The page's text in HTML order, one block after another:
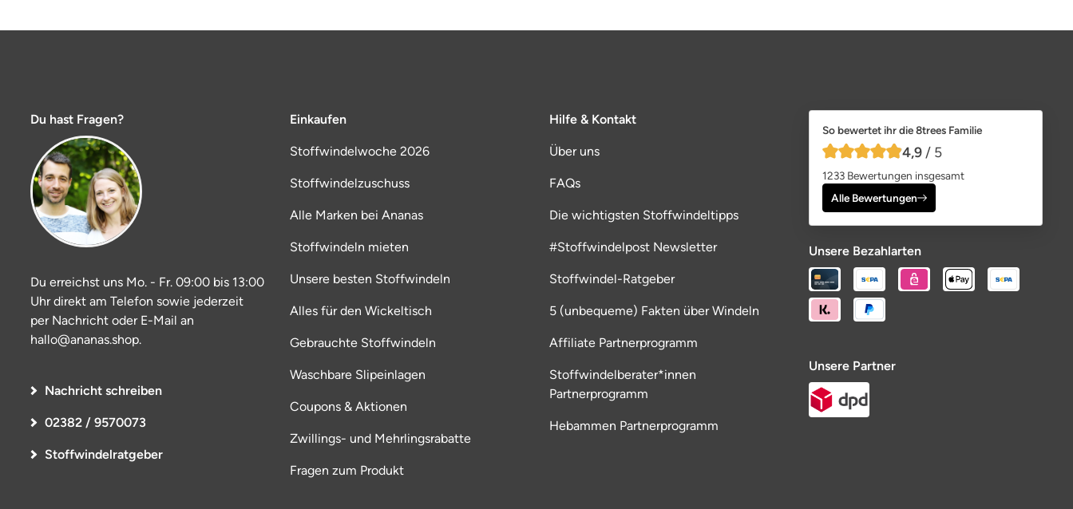
Du hast Fragen?
Du erreichst uns Mo. - Fr. 09:00 bis 13:00
Uhr direkt am Telefon sowie jederzeit
per Nachricht oder E-Mail an
hallo@ananas.shop.
Nachricht schreiben
02382 / 9570073
Stoffwindelratgeber
So bewertet ihr die 8trees Familie
4,9 von 5 Sternen
4,9 / 5
1233 Bewertungen insgesamt
Alle Bewertungen
Unsere Bezahlarten
Unsere Partner
Einkaufen
Stoffwindelwoche 2026
Stoffwindelzuschuss
Alle Marken bei Ananas
Stoffwindeln mieten
Unsere besten Stoffwindeln
Alles für den Wickeltisch
Gebrauchte Stoffwindeln
Waschbare Slipeinlagen
Coupons & Aktionen
Zwillings- und Mehrlingsrabatte
Fragen zum Produkt
Hilfe & Kontakt
Über uns
FAQs
Die wichtigsten Stoffwindeltipps
#Stoffwindelpost Newsletter
Stoffwindel-Ratgeber
5 (unbequeme) Fakten über Windeln
Affiliate Partnerprogramm
Stoffwindelberater*innen
Partnerprogramm
Hebammen Partnerprogramm